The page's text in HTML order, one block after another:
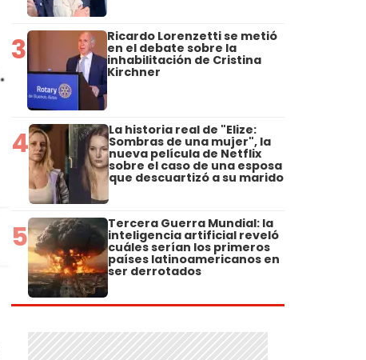
3 Ricardo Lorenzetti se metió
en el debate sobre la
inhabilitación de Cristina
Kirchner
4 La historia real de "Elize:
Sombras de una mujer", la
nueva película de Netflix
sobre el caso de una esposa
que descuartizó a su marido
5 Tercera Guerra Mundial: la
inteligencia artificial reveló
cuáles serían los primeros
países latinoamericanos en
ser derrotados